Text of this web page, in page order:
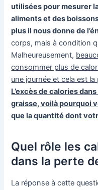
utilisées pour mesurer
aliments et des
plus il nous donne de
corps, mais à condition
Malheureusement,
consommer plus de
une journée et cela est
L’excès de calories
graisse, voilà pourquoi
que la quantité dont
Quel rôle les
dans la perte
La réponse à cette